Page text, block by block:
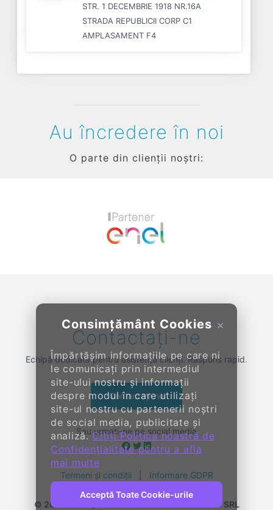
STR. 1 DECEMBRIE 1918 NR.16A
STRADA REPUBLICII CORP C1
AMPLASAMENT F4
×
Consimțământ Cookies
Împărtășim informațiile pe care ni
le comunicați prin intermediul
site-ului nostru și informații
despre modul în care utilizați
site-ul nostru cu partenerii noștri
de social media, publicitate și
analiză.Citiți Politica noastră de
Confidențialitate pentru a afla
mai multe
Acceptă Toate Cookie-urile
Au încredere în noi
O parte din clienții noștri:
Contactați-ne
Echipă dedicată pentru asistență clienți. Răspuns rapid.
Contactați-ne
Sau urmați-ne pe social media
Termeni și condiții Informare GDPR
© 2014- 2026, KENDALL ENTERPRISE GROUP SRL